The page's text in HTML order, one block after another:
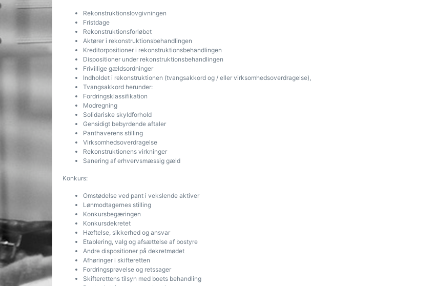
Rekonstruktionslovgivningen
Fristdage
Rekonstruktionsforløbet
Aktører i rekonstruktionsbehandlingen
Kreditorpositioner i rekonstruktionsbehandlingen
Dispositioner under rekonstruktionsbehandlingen
Frivillige gældsordninger
Indholdet i rekonstruktionen (tvangsakkord og / eller virksomhedsoverdragelse),
Tvangsakkord herunder:
Fordringsklassifikation
Modregning
Solidariske skyldforhold
Gensidigt bebyrdende aftaler
Panthaverens stilling
Virksomhedsoverdragelse
Rekonstruktionens virkninger
Sanering af erhvervsmæssig gæld
Konkurs:
Omstødelse ved pant i vekslende aktiver
Lønmodtagernes stilling
Konkursbegæringen
Konkursdekretet
Hæftelse, sikkerhed og ansvar
Etablering, valg og afsættelse af bostyre
Andre dispositioner på dekretmødet
Afhøringer i skifteretten
Fordringsprøvelse og retssager
Skifterettens tilsyn med boets behandling